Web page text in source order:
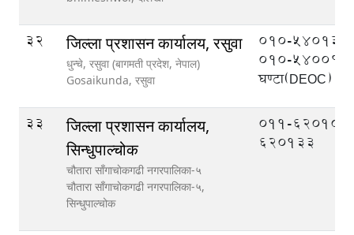
32 जिल्ला प्रशासन कार्यालय, रसुवा
धुन्चे, रसुवा (बागमती प्रदेश, नेपाल)
Gosaikunda, रसुवा
०१०-५४०१३१
०१०-
घण्टा(DEOC)
33
जिल्ला प्रशासन कार्यालय,
सिन्धुपाल्चोक
चौतारा साँगाचाेकगढी नगरपालिका-५
चौतारा साँगाचाेकगढी नगरपालिका-५,
सिन्धुपाल्चोक
011-
620133